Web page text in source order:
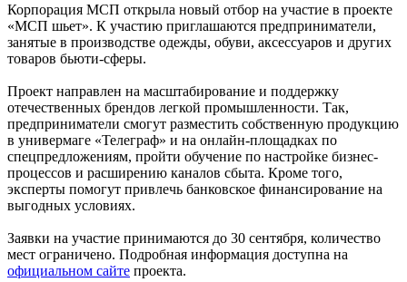
Корпорация МСП открыла новый отбор на участие в проекте
«МСП шьет». К участию приглашаются предприниматели,
занятые в производстве одежды, обуви, аксессуаров и других
товаров бьюти-сферы.
Проект направлен на масштабирование и поддержку
отечественных брендов легкой промышленности. Так,
предприниматели смогут разместить собственную продукцию
в универмаге «Телеграф» и на онлайн-площадках по
спецпредложениям, пройти обучение по настройке бизнес-
процессов и расширению каналов сбыта. Кроме того,
эксперты помогут привлечь банковское финансирование на
выгодных условиях.
Заявки на участие принимаются до 30 сентября, количество
мест ограничено. Подробная информация доступна на
официальном сайте проекта.